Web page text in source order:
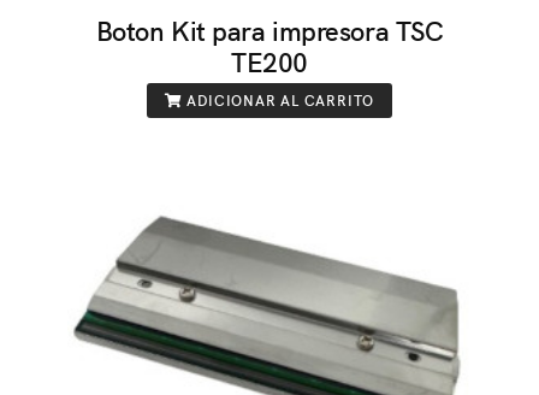
Boton Kit para impresora TSC
TE200
ADICIONAR AL CARRITO